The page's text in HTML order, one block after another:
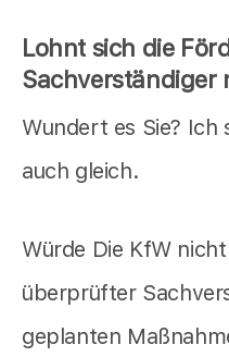
Lohnt sich die
Sachverständiger
Wundert es Sie? Ich
auch gleich.
Würde Die KfW
überprüfter
geplanten